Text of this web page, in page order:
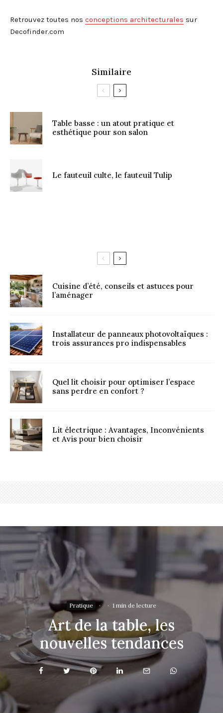
Retrouvez toutes nos conceptions architecturales sur
Decofinder.com
Similaire
Table basse : un atout pratique et
esthétique pour son salon
Le fauteuil culte, le fauteuil Tulip
Cuisine d’été, conseils et astuces pour
l’aménager
Installateur de panneaux photovoltaïques :
trois assurances pro indispensables
Quel lit choisir pour optimiser l’espace
sans perdre en confort ?
Lit électrique : Avantages, Inconvénients
et Avis pour bien choisir
Pratique · · 1 min de lecture
Art de la table, les
nouvelles tendances